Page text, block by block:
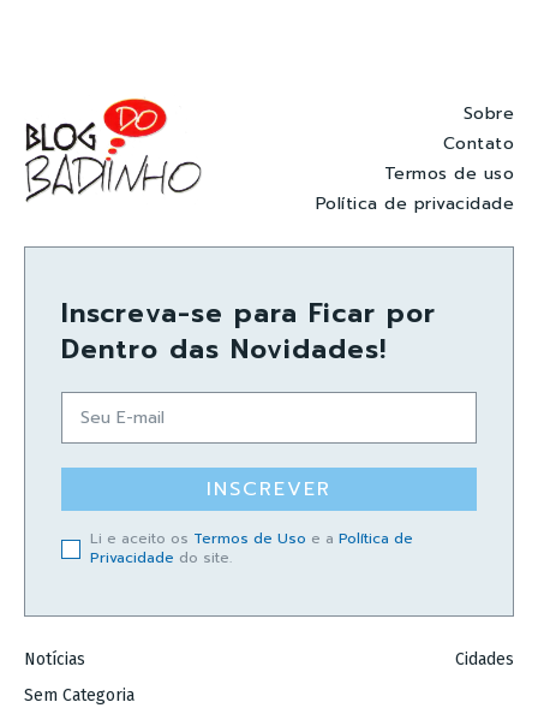
Sobre
Contato
Termos de uso
Política de privacidade
Inscreva-se para Ficar por
Dentro das Novidades!
INSCREVER
Li e aceito os Termos de Uso e a Política de
Privacidade do site.
Notícias
Sem Categoria
Cidades